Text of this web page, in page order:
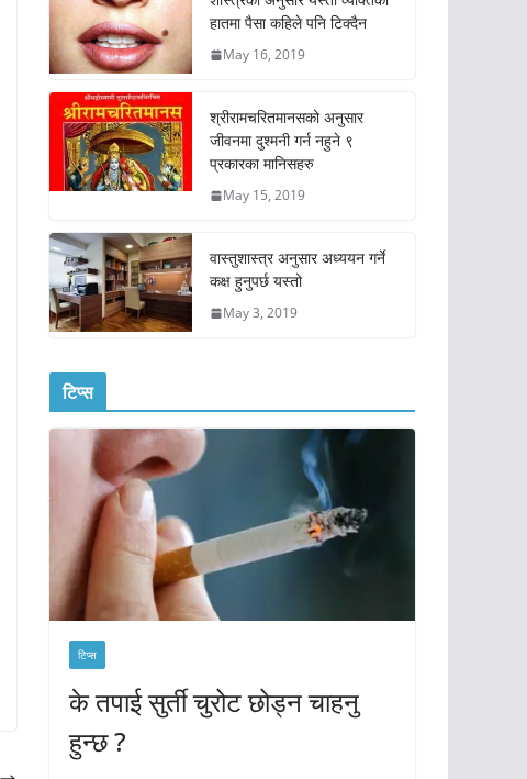
हातमा पैसा कहिले पनि टिक्दैन
May 16, 2019
श्रीरामचरितमानसको अनुसार
जीवनमा दुश्मनी गर्न नहुने ९
प्रकारका मानिसहरु
May 15, 2019
वास्तुशास्त्र अनुसार अध्ययन गर्ने
कक्ष हुनुपर्छ यस्तो
May 3, 2019
टिप्स
टिप्स
के तपाई सुर्ती चुरोट छोड्न चाहनु
हुन्छ ?